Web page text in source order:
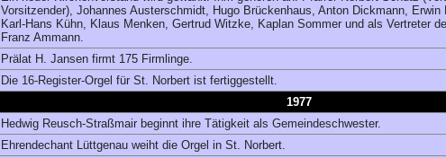
Vorsitzender), Johannes Austerschmidt, Hugo Brückenhaus, Anton Dickmann, Erwin
Karl-Hans Kühn, Klaus Menken, Gertrud Witzke, Kaplan Sommer und als Vertreter
Franz Ammann.
Prälat H. Jansen firmt 175 Firmlinge.
Die 16-Register-Orgel für St. Norbert ist fertiggestellt.
1977
Hedwig Reusch-Straßmair beginnt ihre Tätigkeit als Gemeindeschwester.
Ehrendechant Lüttgenau weiht die Orgel in St. Norbert.